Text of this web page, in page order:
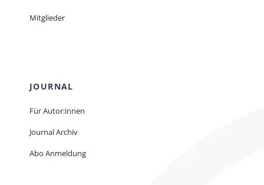
Mitglieder
JOURNAL
Für Autor:innen
Journal Archiv
Abo Anmeldung